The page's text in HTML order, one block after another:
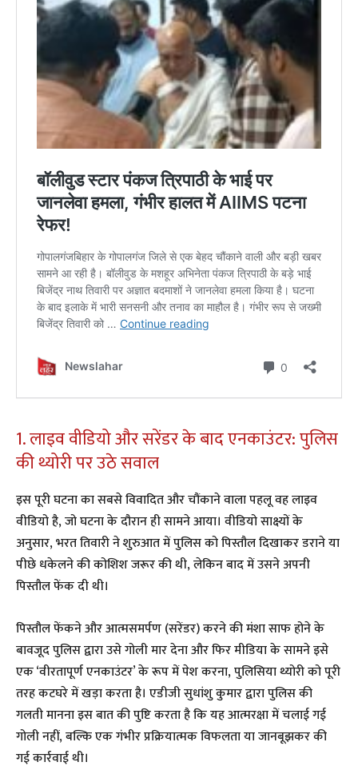
​1. लाइव वीडियो और सरेंडर के बाद एनकाउंटर: पुलिस
की थ्योरी पर उठे सवाल
​इस पूरी घटना का सबसे विवादित और चौंकाने वाला पहलू वह लाइव
वीडियो है, जो घटना के दौरान ही सामने आया। वीडियो साक्ष्यों के
अनुसार, भरत तिवारी ने शुरुआत में पुलिस को पिस्तौल दिखाकर डराने या
पीछे धकेलने की कोशिश जरूर की थी, लेकिन बाद में उसने अपनी
पिस्तौल फेंक दी थी।
​पिस्तौल फेंकने और आत्मसमर्पण (सरेंडर) करने की मंशा साफ होने के
बावजूद पुलिस द्वारा उसे गोली मार देना और फिर मीडिया के सामने इसे
एक ‘वीरतापूर्ण एनकाउंटर’ के रूप में पेश करना, पुलिसिया थ्योरी को पूरी
तरह कटघरे में खड़ा करता है। एडीजी सुधांशु कुमार द्वारा पुलिस की
गलती मानना इस बात की पुष्टि करता है कि यह आत्मरक्षा में चलाई गई
गोली नहीं, बल्कि एक गंभीर प्रक्रियात्मक विफलता या जानबूझकर की
गई कार्रवाई थी।